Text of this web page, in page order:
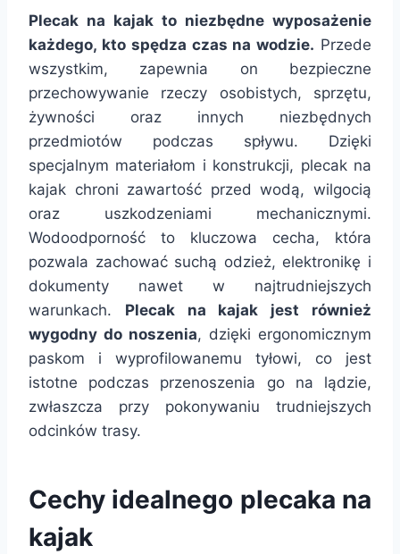
Plecak na kajak to niezbędne wyposażenie
każdego, kto spędza czas na wodzie. Przede
wszystkim, zapewnia on bezpieczne
przechowywanie rzeczy osobistych, sprzętu,
żywności oraz innych niezbędnych
przedmiotów podczas spływu. Dzięki
specjalnym materiałom i konstrukcji, plecak na
kajak chroni zawartość przed wodą, wilgocią
oraz uszkodzeniami mechanicznymi.
Wodoodporność to kluczowa cecha, która
pozwala zachować suchą odzież, elektronikę i
dokumenty nawet w najtrudniejszych
warunkach. Plecak na kajak jest również
wygodny do noszenia, dzięki ergonomicznym
paskom i wyprofilowanemu tyłowi, co jest
istotne podczas przenoszenia go na lądzie,
zwłaszcza przy pokonywaniu trudniejszych
odcinków trasy.
Cechy idealnego plecaka na
kajak